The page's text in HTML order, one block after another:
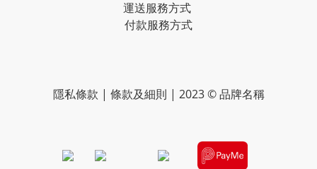
運送服務方式
付款服務方式​​​
隱私條款 | 條款及細則 | 2023 © 品牌名稱